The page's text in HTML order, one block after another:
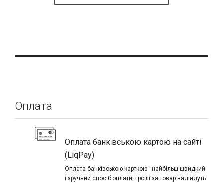
Оплата
Оплата банківською картою на сайті
(LiqPay)
Оплата банківською карткою - найбільш швидкий
і зручний спосіб оплати, гроші за товар надійдуть